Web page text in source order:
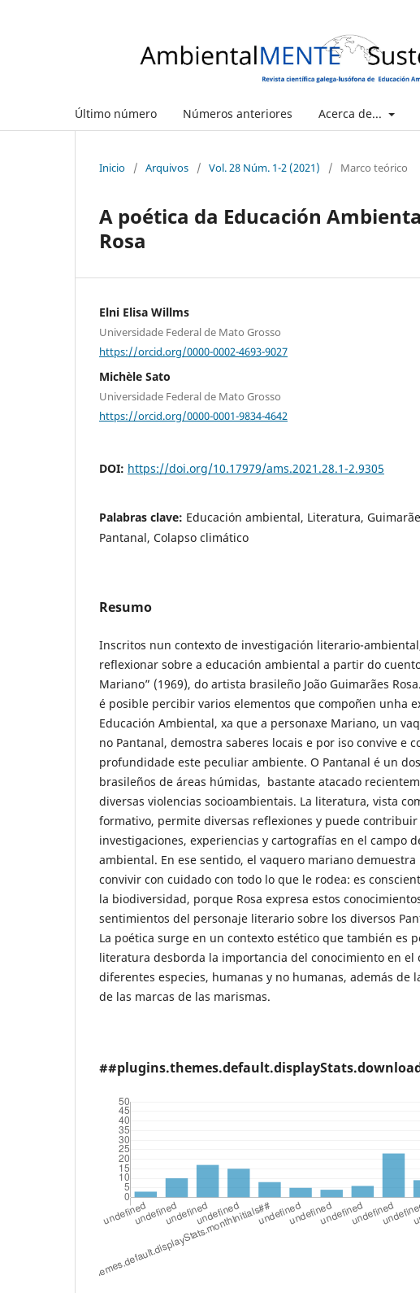
Último número Números anteriores Acerca de...
Inicio / Arquivos / Vol. 28 Núm. 1-2 (2021) / Marco teórico
A poética da Educación
Rosa
Elni Elisa Willms
Universidade Federal de Mato Grosso
https://orcid.org/0000-0002-4693-9027
Michèle Sato
Universidade Federal de Mato Grosso
https://orcid.org/0000-0001-9834-4642
DOI: https://doi.org/10.17979/ams.2021.28.1-2.9305
Palabras clave: Educación ambiental, Literatura,
Pantanal, Colapso climático
Resumo
Inscritos nun contexto de investigación literario-
reflexionar sobre a educación ambiental a partir do
Mariano” (1969), do artista brasileño João Guimarães
é posible percibir varios elementos que compoñen unha
Educación Ambiental, xa que a personaxe Mariano, un
no Pantanal, demostra saberes locais e por iso convive e
profundidade este peculiar ambiente. O Pantanal é un
brasileños de áreas húmidas, bastante atacado
diversas violencias socioambientais. La literatura, vista
formativo, permite diversas reflexiones y puede contribuir
investigaciones, experiencias y cartografías en el campo
ambiental. En ese sentido, el vaquero mariano demuestra
convivir con cuidado con todo lo que le rodea: es
la biodiversidad, porque Rosa expresa estos
sentimientos del personaje literario sobre los diversos
La poética surge en un contexto estético que también es
literatura desborda la importancia del conocimiento en el
diferentes especies, humanas y no humanas, además de
de las marcas de las marismas.